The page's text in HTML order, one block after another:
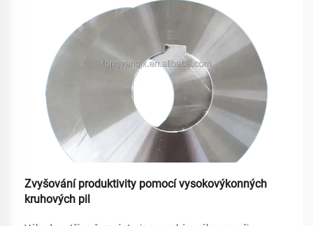
Zvyšování produktivity pomocí vysokovýkonných
kruhových pil